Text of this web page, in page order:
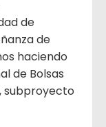
de
de
haciendo
de Bolsas
subproyecto